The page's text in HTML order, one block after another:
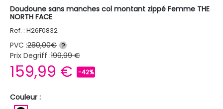
Doudoune sans manches col montant zippé Femme THE
NORTH FACE
Ref. : H26F0832
PVC :280,00€ ?
Prix Degriff :199,99 €
159,99 € -42%
Couleur :